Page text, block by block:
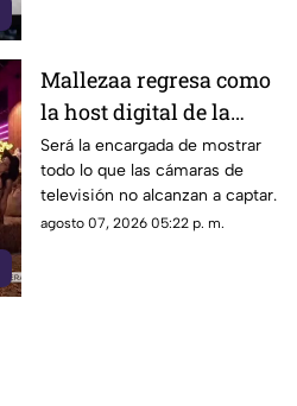
Mallezaa regresa como
la host digital de la
segunda temporada de
La Granja VIP
Será la encargada de mostrar
todo lo que las cámaras de
televisión no alcanzan a captar.
agosto 07, 2026 05:22 p. m.